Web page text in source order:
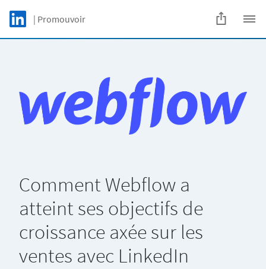
Skip to main content
LinkedIn Logo
| Promouvoir
Comment Webflow a
atteint ses objectifs de
croissance axée sur les
ventes avec LinkedIn